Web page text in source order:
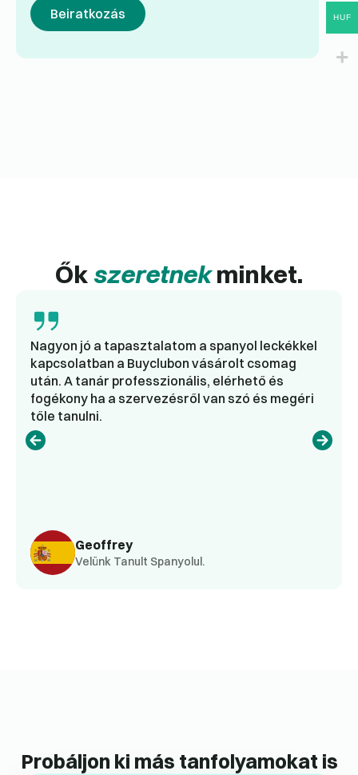
Beiratkozás
Őkszeretnekminket.
Geoffrey
Velünk Tanult Spanyolul.
Nagyon jó a tapasztalatom a spanyol leckékkel
kapcsolatban a Buyclubon vásárolt csomag
után. A tanár professzionális, elérhető és
fogékony ha a szervezésről van szó és megéri
tőle tanulni.
Probáljon ki más tanfolyamokat is
HUF